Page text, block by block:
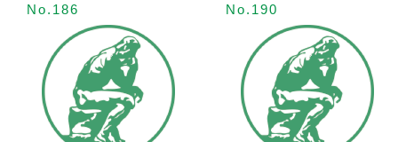
No.186
No.190